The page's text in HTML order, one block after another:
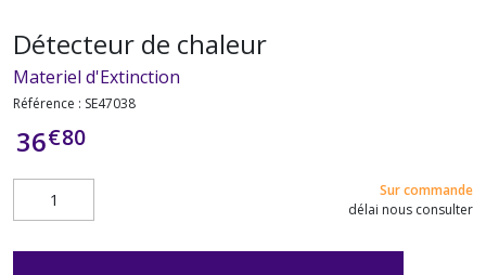
Détecteur de chaleur
Materiel d'Extinction
Référence : SE47038
36€80
Sur commande
délai nous consulter